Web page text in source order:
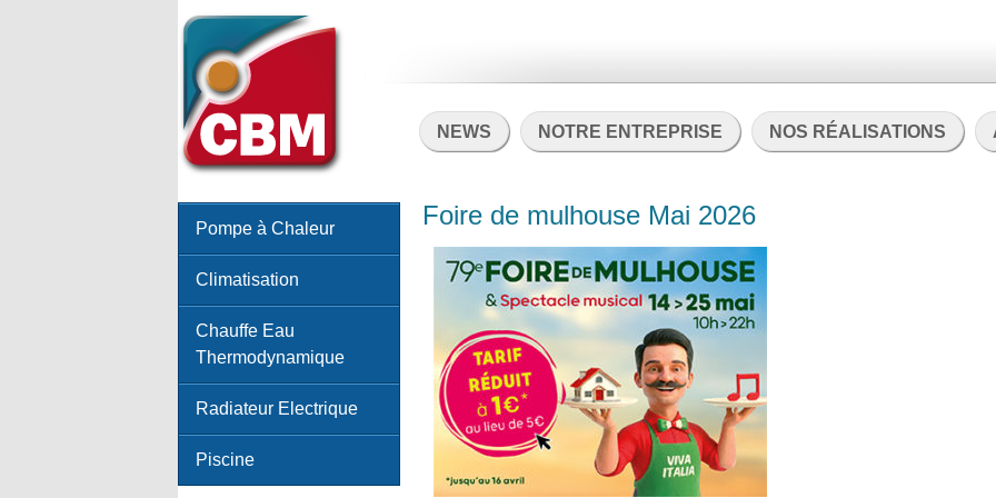
NEWS NOTRE ENTREPRISE NOS RÉALISATIONS
Pompe à Chaleur
Climatisation
Chauffe Eau
Thermodynamique
Radiateur Electrique
Piscine
Foire de mulhouse Mai 2026